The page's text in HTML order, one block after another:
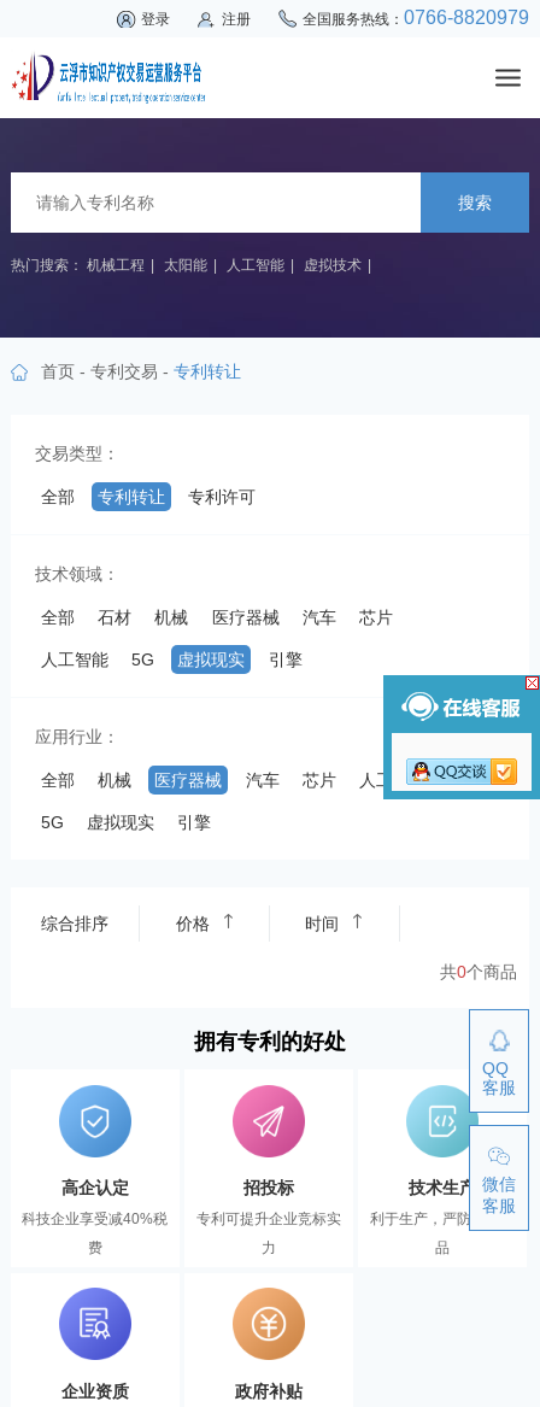
登录 注册 全国服务热线：0766-8820979
搜索
热门搜索： 机械工程 太阳能 人工智能 虚拟技术
首页- 专利交易 - 专利转让
交易类型：
全部 专利转让 专利许可
技术领域：
全部 石材 机械 医疗器械 汽车 芯片
人工智能 5G 虚拟现实 引擎
应用行业：
全部 机械 医疗器械 汽车 芯片 人工智能
5G 虚拟现实 引擎
综合排序 价格 时间
共0个商品
拥有专利的好处
高企认定
科技企业享受减40%税
费
招投标
专利可提升企业竞标实
力
技术生产
利于生产，严防伪冒产
品
企业资质 政府补贴
QQ
客服
微信
客服